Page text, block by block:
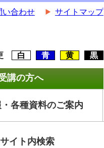
い合わせ サイトマップ
白 青 黄 黒
講の方へ
各種資料のご案内
サイト内検索